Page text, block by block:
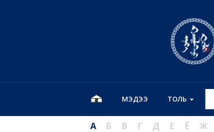
МЭДЭЭ ТОЛЬ
А Б В Г Д Е Ё Ж